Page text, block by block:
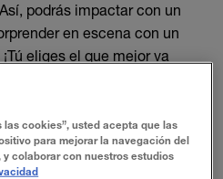
podrás impactar con un
en escena con un
eliges el que mejor va
encontrar el lipstick
aquello que necesitas
que duren todo
cookies”, usted acepta que las
para mejorar la navegación del
colaborar con nuestros estudios